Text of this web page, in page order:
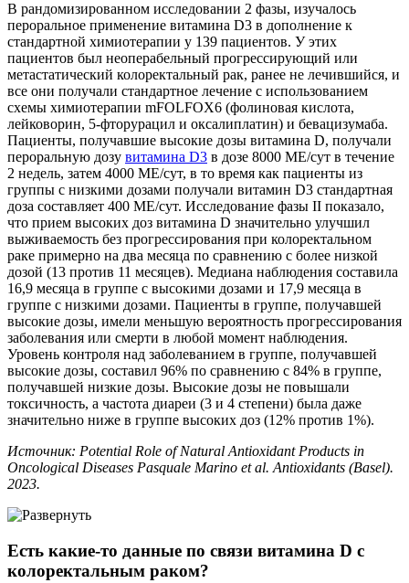
В рандомизированном исследовании 2 фазы, изучалось
пероральное применение витамина D3 в дополнение к
стандартной химиотерапии у 139 пациентов. У этих
пациентов был неоперабельный прогрессирующий или
метастатический колоректальный рак, ранее не лечившийся, и
все они получали стандартное лечение с использованием
схемы химиотерапии mFOLFOX6 (фолиновая кислота,
лейковорин, 5-фторурацил и оксалиплатин) и бевацизумаба.
Пациенты, получавшие высокие дозы витамина D, получали
пероральную дозу витамина D3 в дозе 8000 МЕ/сут в течение
2 недель, затем 4000 МЕ/сут, в то время как пациенты из
группы с низкими дозами получали витамин D3 стандартная
доза составляет 400 МЕ/сут. Исследование фазы II показало,
что прием высоких доз витамина D значительно улучшил
выживаемость без прогрессирования при колоректальном
раке примерно на два месяца по сравнению с более низкой
дозой (13 против 11 месяцев). Медиана наблюдения составила
16,9 месяца в группе с высокими дозами и 17,9 месяца в
группе с низкими дозами. Пациенты в группе, получавшей
высокие дозы, имели меньшую вероятность прогрессирования
заболевания или смерти в любой момент наблюдения.
Уровень контроля над заболеванием в группе, получавшей
высокие дозы, составил 96% по сравнению с 84% в группе,
получавшей низкие дозы. Высокие дозы не повышали
токсичность, а частота диареи (3 и 4 степени) была даже
значительно ниже в группе высоких доз (12% против 1%).
Источник: Potential Role of Natural Antioxidant Products in
Oncological Diseases Pasquale Marino et al. Antioxidants (Basel).
2023.
Есть какие-то данные по связи витамина D с
колоректальным раком?